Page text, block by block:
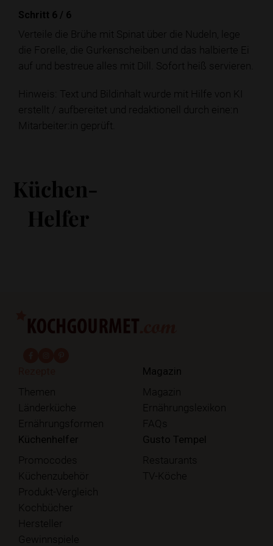
Schritt 6 / 6
Verteile die Brühe mit Spinat über die Nudeln, lege
die Forelle, die Gurkenscheiben und das halbierte Ei
auf und bestreue alles mit Dill. Sofort heiß servieren.
Hinweis: Text und Bildinhalt wurde mit Hilfe von KI
erstellt / aufbereitet und redaktionell durch eine:n
Mitarbeiter:in geprüft.
Küchen-
Helfer
Themen
Länderküche
Ernährungsformen
Magazin
Magazin
Ernährungslexikon
FAQs
Küchenhelfer
Promocodes
Küchenzubehör
Produkt-Vergleich
Kochbücher
Hersteller
Gewinnspiele
Gusto Tempel
Restaurants
TV-Köche